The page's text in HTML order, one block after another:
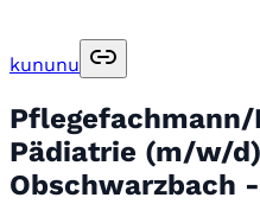
kununu
Pädiatrie (m/w/
Obschwarzbach